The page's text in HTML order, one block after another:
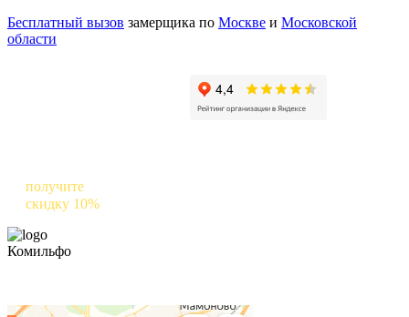
Бесплатный вызов замерщика по Москве и Московской
области
получите
скидку 10%
Комильфо